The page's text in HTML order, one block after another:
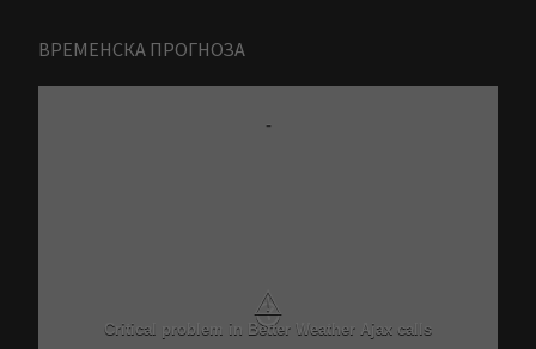
ВРЕМЕНСКА ПРОГНОЗА
-
⚠
Critical problem in Better Weather Ajax calls